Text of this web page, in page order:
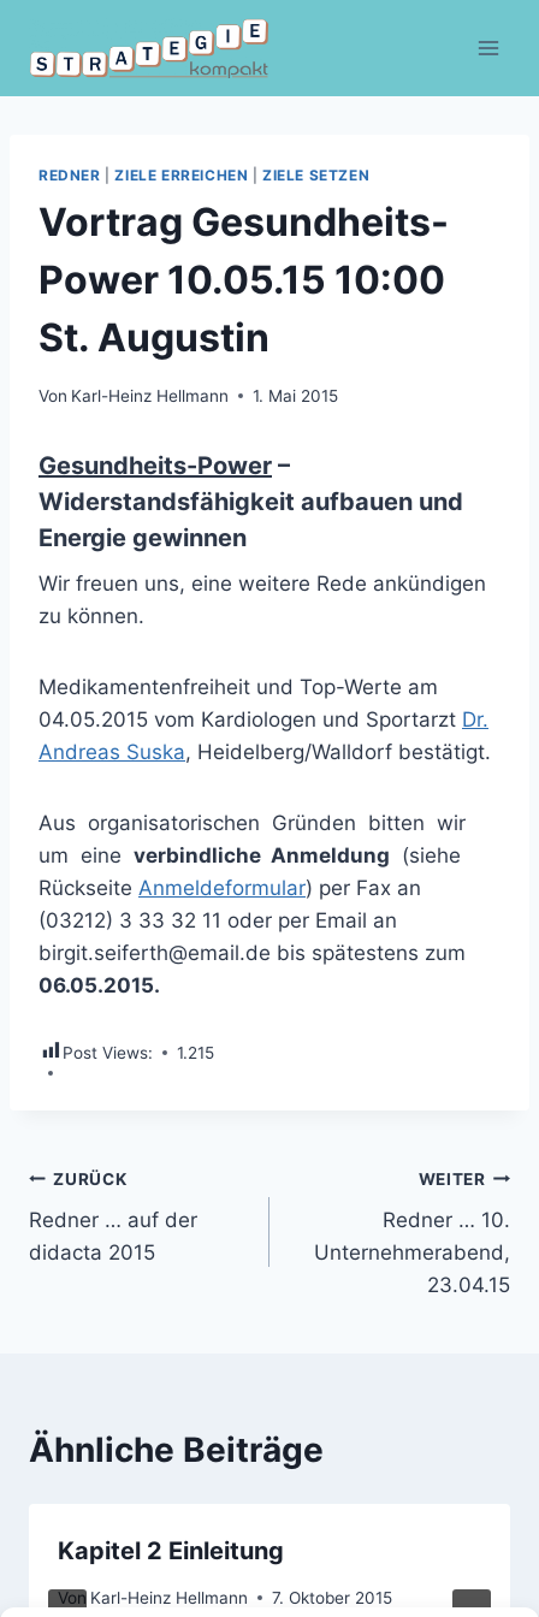
Inhalt
springen
REDNER |ZIELE ERREICHEN |ZIELE SETZEN
Vortrag Gesundheits-
Power 10.05.15 10:00
St. Augustin
Von Karl-Heinz Hellmann 1. Mai 2015
Gesundheits-Power –
Widerstandsfähigkeit aufbauen und
Energie gewinnen
Wir freuen uns, eine weitere Rede ankündigen
zu können.
Medikamentenfreiheit und Top-Werte am
04.05.2015 vom Kardiologen und Sportarzt Dr.
Andreas Suska, Heidelberg/Walldorf bestätigt.
Aus organisatorischen Gründen bitten wir
um eine verbindliche Anmeldung (siehe
Rückseite Anmeldeformular) per Fax an
(03212) 3 33 32 11 oder per Email an
birgit.seiferth@email.de bis spätestens zum
06.05.2015.
Post Views: 1.215
Beitragsnavigation
ZURÜCK
Redner … auf der
didacta 2015
WEITER
Redner … 10.
Unternehmerabend,
23.04.15
Ähnliche Beiträge
Kapitel 2 Einleitung
Von Karl-Heinz Hellmann 7. Oktober 2015